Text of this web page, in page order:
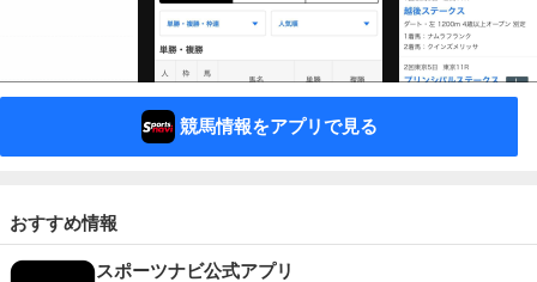
競馬情報をアプリで見る
おすすめ情報
スポーツナビ公式アプリ